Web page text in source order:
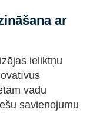
ar
ieliktņu
vadu
savienojumu